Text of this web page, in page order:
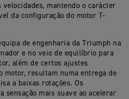
mantendo o carácter
da configuração do motor T-
de engenharia da Triumph na
e no veio de equilíbrio para
além de certos ajustes
motor, resultam numa entrega de
a baixas rotações. Os
sensação mais suave ao acelerar